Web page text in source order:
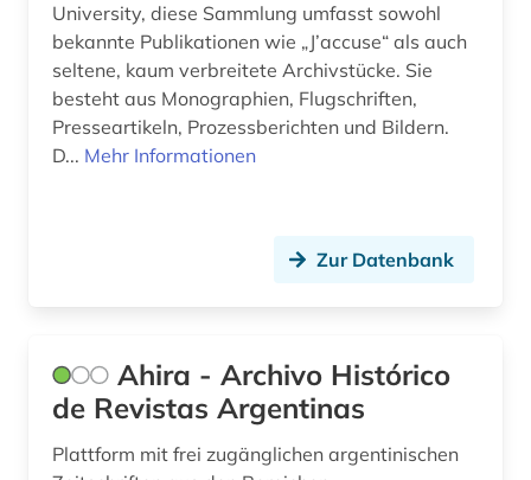
england (1)
englisch (35)
englische literatur (1)
fachdidaktik (13)
University, diese Sammlung umfasst sowohl
bekannte Publikationen wie „J’accuse“ als auch
seltene, kaum verbreitete Archivstücke. Sie
besteht aus Monographien, Flugschriften,
Presseartikeln, Prozessberichten und Bildern.
D... Mehr Informationen
Zur Datenbank
Ahira - Archivo Histórico
de Revistas Argentinas
Plattform mit frei zugänglichen argentinischen